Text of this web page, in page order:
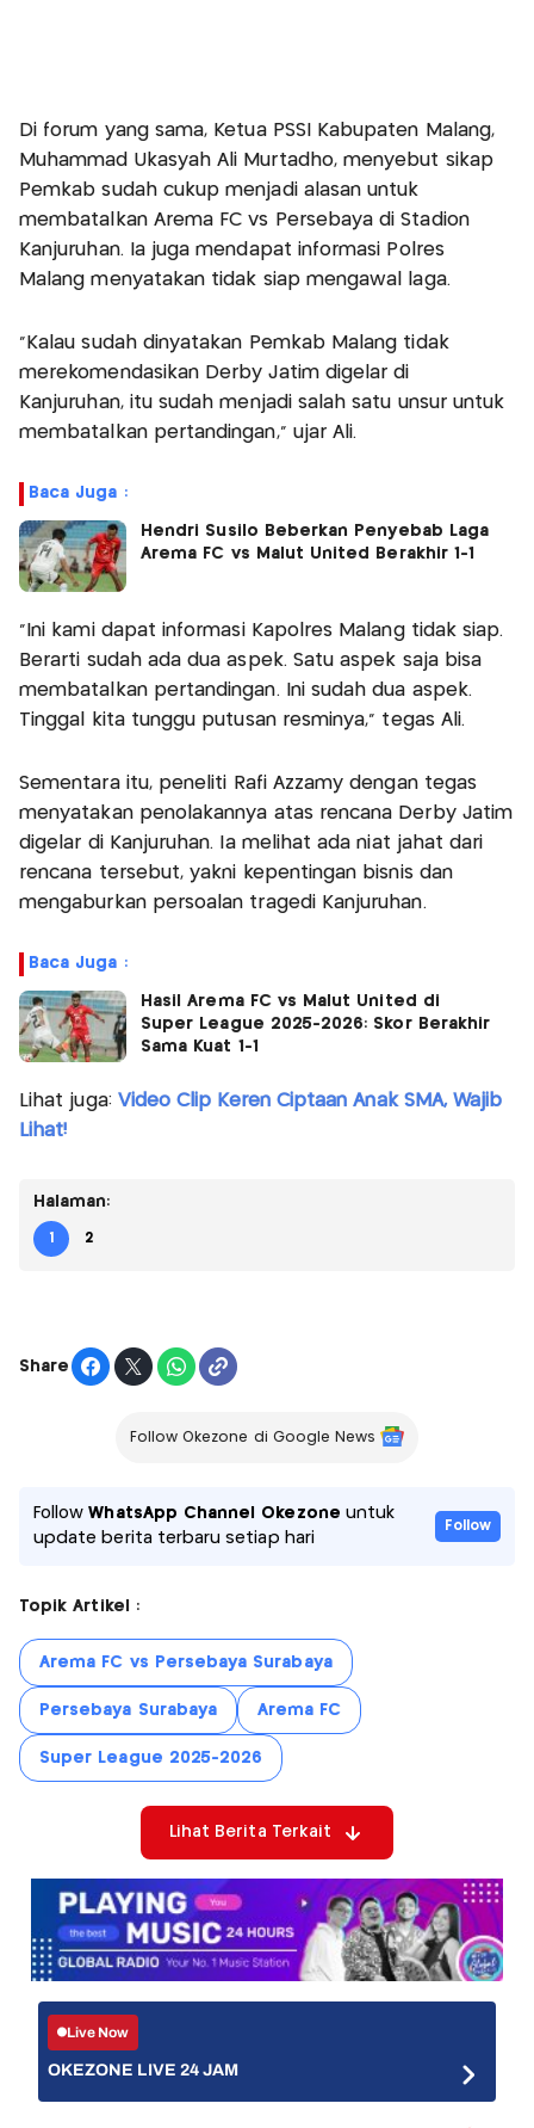
Di forum yang sama, Ketua PSSI Kabupaten Malang,
Muhammad Ukasyah Ali Murtadho, menyebut sikap
Pemkab sudah cukup menjadi alasan untuk
membatalkan Arema FC vs Persebaya di Stadion
Kanjuruhan. Ia juga mendapat informasi Polres
Malang menyatakan tidak siap mengawal laga.
“Kalau sudah dinyatakan Pemkab Malang tidak
merekomendasikan Derby Jatim digelar di
Kanjuruhan, itu sudah menjadi salah satu unsur untuk
membatalkan pertandingan,” ujar Ali.
Baca Juga :
Hendri Susilo Beberkan Penyebab Laga
Arema FC vs Malut United Berakhir 1-1
“Ini kami dapat informasi Kapolres Malang tidak siap.
Berarti sudah ada dua aspek. Satu aspek saja bisa
membatalkan pertandingan. Ini sudah dua aspek.
Tinggal kita tunggu putusan resminya,” tegas Ali.
Sementara itu, peneliti Rafi Azzamy dengan tegas
menyatakan penolakannya atas rencana Derby Jatim
digelar di Kanjuruhan. Ia melihat ada niat jahat dari
rencana tersebut, yakni kepentingan bisnis dan
mengaburkan persoalan tragedi Kanjuruhan.
Baca Juga :
Hasil Arema FC vs Malut United di
Super League 2025-2026: Skor Berakhir
Sama Kuat 1-1
Lihat juga: Video Clip Keren Ciptaan Anak SMA, Wajib
Lihat!
Halaman:
1 2
Share
Follow Okezone di Google News
FollowWhatsApp Channel Okezone untuk
update berita terbaru setiap hari
Follow
Topik Artikel :
Arema FC vs Persebaya Surabaya
Persebaya Surabaya Arema FC
Super League 2025-2026
Lihat Berita Terkait
Live Now
OKEZONE LIVE 24 JAM